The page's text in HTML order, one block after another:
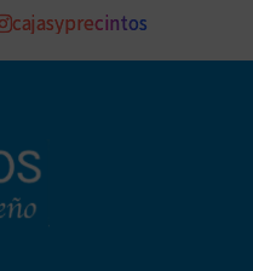
cajasyprecintos